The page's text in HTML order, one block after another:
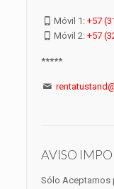
Móvil 1:+57
Móvil 2:+57
*****
AVISO
Sólo Aceptamos